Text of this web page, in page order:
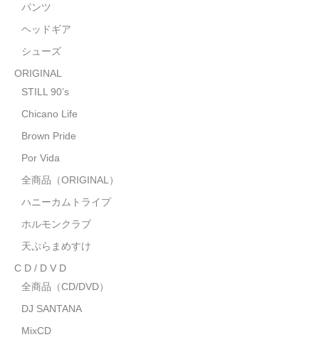
天ぷらまめすけ
C D / D V D
全商品（CD/DVD）
DJ SANTANA
Japanese Rap
MotiveRecords
グ ッ ズ
タオル・リストバンド
パンツ
ヘッドギア
シューズ
ORIGINAL
STILL 90’s
Chicano Life
Brown Pride
Por Vida
全商品（ORIGINAL）
ハニーカムトライプ
ホルモンクラブ
天ぷらまめすけ
C D / D V D
全商品（CD/DVD）
DJ SANTANA
MixCD